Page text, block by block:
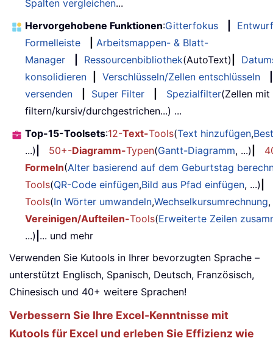
Spalten vergleichen...
Hervorgehobene Funktionen:Gitterfokus
Entwurf
Formelleiste
Arbeitsmappen- & Blatt-
Manager
Ressourcenbibliothek(AutoText)
konsolidieren
Verschlüsseln/Zellen entschlüsseln
versenden
Super Filter Spezialfilter(Zellen
filtern/kursiv/durchgestrichen...) ...
Top-15-Toolsets:12-Text-Tools(Text hinzufügen,
...)
50+-Diagramm-Typen(Gantt-Diagramm, ...)
Formeln(Alter basierend auf dem Geburtstag
Tools(QR-Code einfügen,Bild aus Pfad einfügen, ...)
Tools(In Wörter umwandeln,Wechselkursumrechnung
Vereinigen/Aufteilen-Tools(Erweiterte Zeilen
...) ... und mehr
Verwenden Sie Kutools in Ihrer bevorzugten Sprache –
unterstützt Englisch, Spanisch, Deutsch, Französisch,
Chinesisch und 40+ weitere Sprachen!
Verbessern Sie Ihre Excel-Kenntnisse mit
Kutools für Excel und erleben Sie Effizienz wie